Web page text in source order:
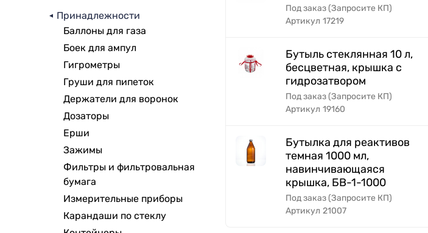
Принадлежности
Баллоны для газа
Боек для ампул
Гигрометры
Груши для пипеток
Держатели для воронок
Дозаторы
Ерши
Зажимы
Фильтры и фильтровальная
бумага
Измерительные приборы
Карандаши по стеклу
Под заказ (Запросите КП)
Артикул 17219
Бутыль стеклянная 10 л,
бесцветная, крышка с
гидрозатвором
Под заказ (Запросите КП)
Артикул 19160
Бутылка для реактивов
темная 1000 мл,
навинчивающаяся
крышка, БВ-1-1000
Под заказ (Запросите КП)
Артикул 21007